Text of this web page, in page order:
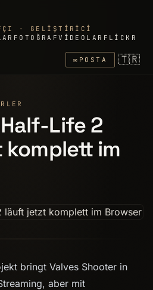
· GELIŞTIRICI
FOTOĞRAFVIDEOLAR FLICKR
✉ POSTA 🇹🇷
Life 2
im
bringt Valves Shooter in
aber mit